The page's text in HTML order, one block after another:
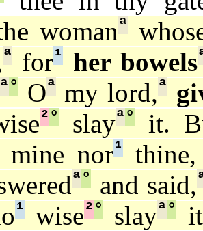
womanª
ª for¹ her bowels
ª°Oª my lord,ª
²°slayª°it.
mine nor¹
ª° and said,
¹wise²°slayª°